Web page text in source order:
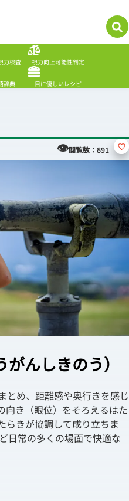
力検査 視力向上可能性判定
辞典 目に優しいレシピ
👁閲覧数： 891
んしきのう）
とめ、距離感や奥行きを感じ
向き（眼位）をそろえるはた
らきが協調して成り立ちま
日常の多くの場面で快適な